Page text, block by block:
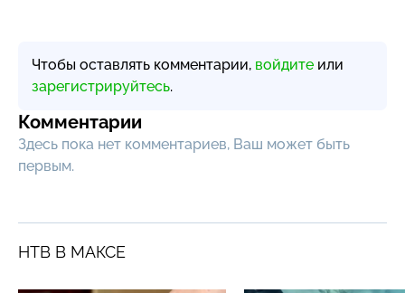
Чтобы оставлять комментарии, войдите или
зарегистрируйтесь.
Комментарии
Здесь пока нет комментариев, Ваш может быть
первым.
НТВ В МАКСЕ